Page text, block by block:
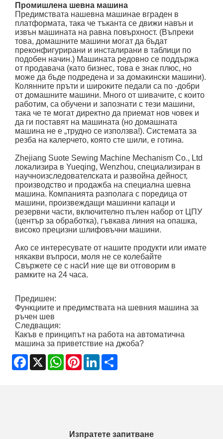
Промишлена шевна машина
Предимствата нашевна машинае вграден в
платформата, така че тъканта се движи навън и
извън машината на равна повърхност. (Въпреки
това, домашните машини могат да бъдат
преконфигурирани и инсталирани в таблици по
подобен начин.) Машината редовно се поддържа
от продавача (като бизнес, това е знак плюс, но
може да бъде подредена и за домакински машини).
Колянните пръти и широките педали са по -добри
от домашните машини. Много от шивачите, с които
работим, са обучени и запознати с тези машини,
така че те могат директно да приемат нов човек и
да ги поставят на машината (но домашната
машина не е „трудно се използва!). Системата за
резба на калерчето, която сте шили, е готина.
Zhejiang Suote Sewing Machine Mechanism Co., Ltd
локализира в Yueqing, Wenzhou, специализиран в
научноизследователската и развойна дейност,
производство и продажба на специална шевна
машина. Компанията разполага с поредица от
машини, произвеждащи машинни капаци и
резервни части, включително пълен набор от ЦПУ
(център за обработка), гъвкава линия на опашка,
високо прецизни шлифовъчни машини.
Ако се интересувате от нашите продукти или имате
някакви въпроси, моля не се колебайте
Свържете се с насИ ние ще ви отговорим в
рамките на 24 часа.
Предишен:
Функциите и предимствата на шевния машина за
ръчен шев
Следващия:
Какъв е принципът на работа на автоматична
машина за приветствие на джоба?
Facebook
X WhatsApp
PinterestLinkedIn
Изпратете запитване